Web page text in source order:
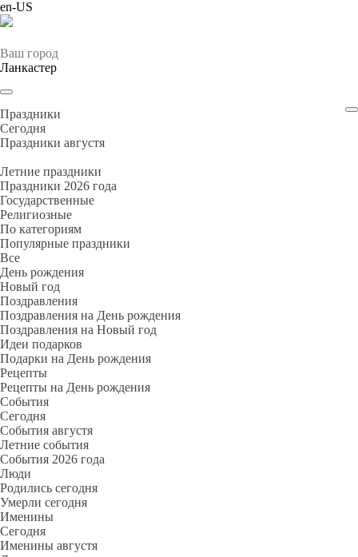
en-US
Ваш город
Ланкастер
Праздники
Cегодня
Праздники августя
Летние праздники
Праздники 2026 года
Государственные
Религиозные
По категориям
Популярные праздники
Все
День рождения
Новый год
Поздравления
Поздравления на День рождения
Поздравления на Новый год
Идеи подарков
Подарки на День рождения
Рецепты
Рецепты на День рождения
События
Cегодня
События августя
Летние события
События 2026 года
Люди
Родились сегодня
Умерли сегодня
Именины
Cегодня
Именины августя